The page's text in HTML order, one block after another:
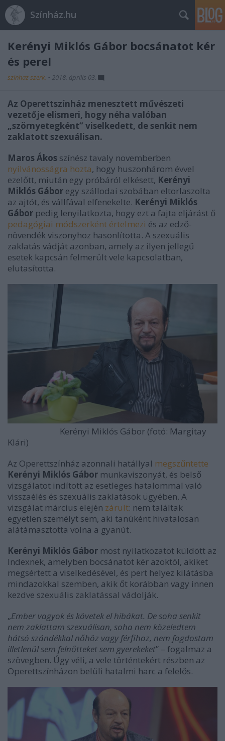
Színház.hu
Kerényi Miklós Gábor bocsánatot kér
és perel
szinhaz szerk. • 2018. április 03.
Az Operettszínház menesztett művészeti
vezetője elismeri, hogy néha valóban
„szörnyetegként” viselkedett, de senkit nem
zaklatott szexuálisan.
Maros Ákos színész tavaly novemberben
nyilvánosságra hozta, hogy huszonhárom évvel
ezelőtt, miután egy próbáról elkésett, Kerényi
Miklós Gábor egy szállodai szobában eltorlaszolta
az ajtót, és vállfával elfenekelte. Kerényi Miklós
Gábor pedig lenyilatkozta, hogy ezt a fajta eljárást ő
pedagógiai módszerként értelmezi és az edző-
növendék viszonyhoz hasonlította. A szexuális
zaklatás vádját azonban, amely az ilyen jellegű
esetek kapcsán felmerült vele kapcsolatban,
elutasította.
Kerényi Miklós Gábor (fotó: Margitay
Klári)
Az Operettszínház azonnali hatállyal megszűntette
Kerényi Miklós Gábor munkaviszonyát, és belső
vizsgálatot indított az esetleges hatalommal való
visszaélés és szexuális zaklatások ügyében. A
vizsgálat március elején zárult: nem találtak
egyetlen személyt sem, aki tanúként hivatalosan
alátámasztotta volna a gyanút.
Kerényi Miklós Gábor most nyilatkozatot küldött az
Indexnek, amelyben bocsánatot kér azoktól, akiket
megsértett a viselkedésével, és pert helyez kilátásba
mindazokkal szemben, akik őt korábban vagy innen
kezdve szexuális zaklatással vádolják.
„Ember vagyok és követek el hibákat. De soha senkit
nem zaklattam szexuálisan, soha nem közeledtem
hátsó szándékkal nőhöz vagy férfihoz, nem fogdostam
illetlenül sem felnőtteket sem gyerekeket” – fogalmaz a
szövegben. Úgy véli, a vele történtekért részben az
Operettszínházon belüli hatalmi harc a felelős.